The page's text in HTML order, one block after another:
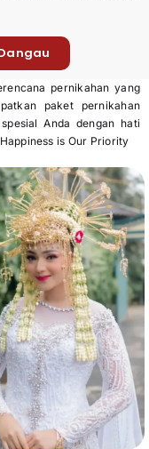
pernikahan yang
paket pernikahan
Anda dengan hati
is Our Priority